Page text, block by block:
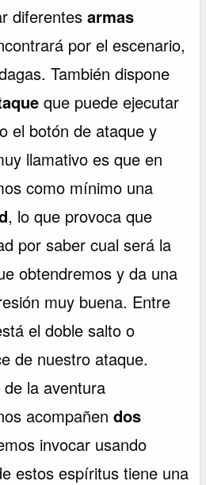
diferentesarmas
por el escenario,
También dispone
que puede ejecutar
el botón de ataque y
llamativo es que en
como mínimo una
, lo que provoca que
por saber cual será la
obtendremos y da una
muy buena. Entre
el doble salto o
de nuestro ataque.
la aventura
acompañendos
invocar usando
estos espíritus tiene una